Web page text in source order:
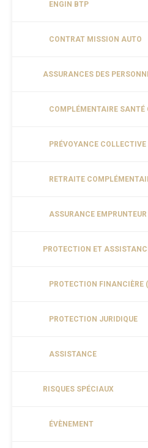
ENGIN BTP
CONTRAT MISSION AUTO
ASSURANCES DES
COMPLÉMENTAIRE SANTÉ
PRÉVOYANCE COLLECTIVE
RETRAITE
ASSURANCE EMPRUNTEUR
PROTECTION ET
PROTECTION FINANCIÈRE
PROTECTION JURIDIQUE
ASSISTANCE
RISQUES SPÉCIAUX
ÉVÈNEMENT